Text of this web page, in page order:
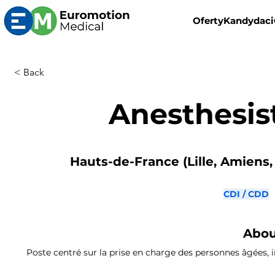
OfertyKandydaci
< Back
Hauts-de-France (Lille,
CDI / CDD
Poste centré sur la prise en charge des personnes